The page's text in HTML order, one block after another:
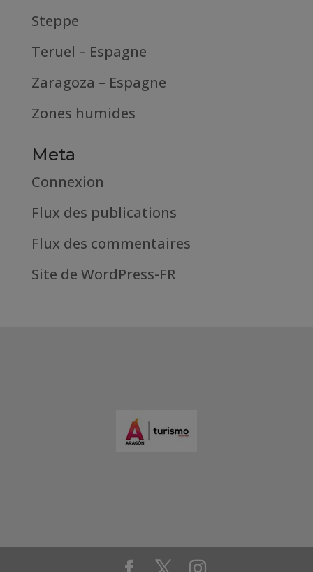
Steppe
Teruel – Espagne
Zaragoza – Espagne
Zones humides
Meta
Connexion
Flux des publications
Flux des commentaires
Site de WordPress-FR